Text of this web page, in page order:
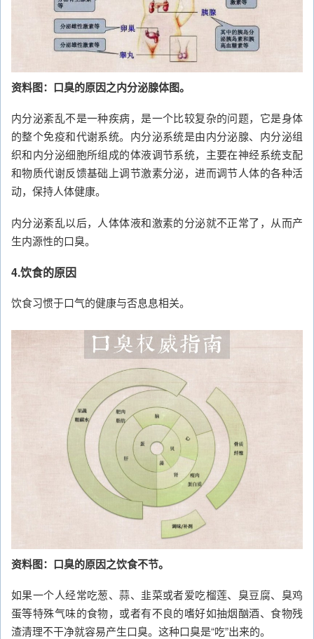
资料图：口臭的原因之内分泌腺体图。
内分泌紊乱不是一种疾病，是一个比较复杂的问题，它是身体
的整个免疫和代谢系统。内分泌系统是由内分泌腺、内分泌组
织和内分泌细胞所组成的体液调节系统，主要在神经系统支配
和物质代谢反馈基础上调节激素分泌，进而调节人体的各种活
动，保持人体健康。
内分泌紊乱以后，人体体液和激素的分泌就不正常了，从而产
生内源性的口臭。
4.饮食的原因
饮食习惯于口气的健康与否息息相关。
资料图：口臭的原因之饮食不节。
如果一个人经常吃葱、蒜、韭菜或者爱吃榴莲、臭豆腐、臭鸡
蛋等特殊气味的食物，或者有不良的嗜好如抽烟酗酒、食物残
渣清理不干净就容易产生口臭。这种口臭是“吃”出来的。